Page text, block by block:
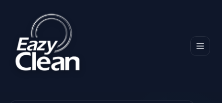
Главная Продукты
EC Series Dry Cleaning Machine in New York